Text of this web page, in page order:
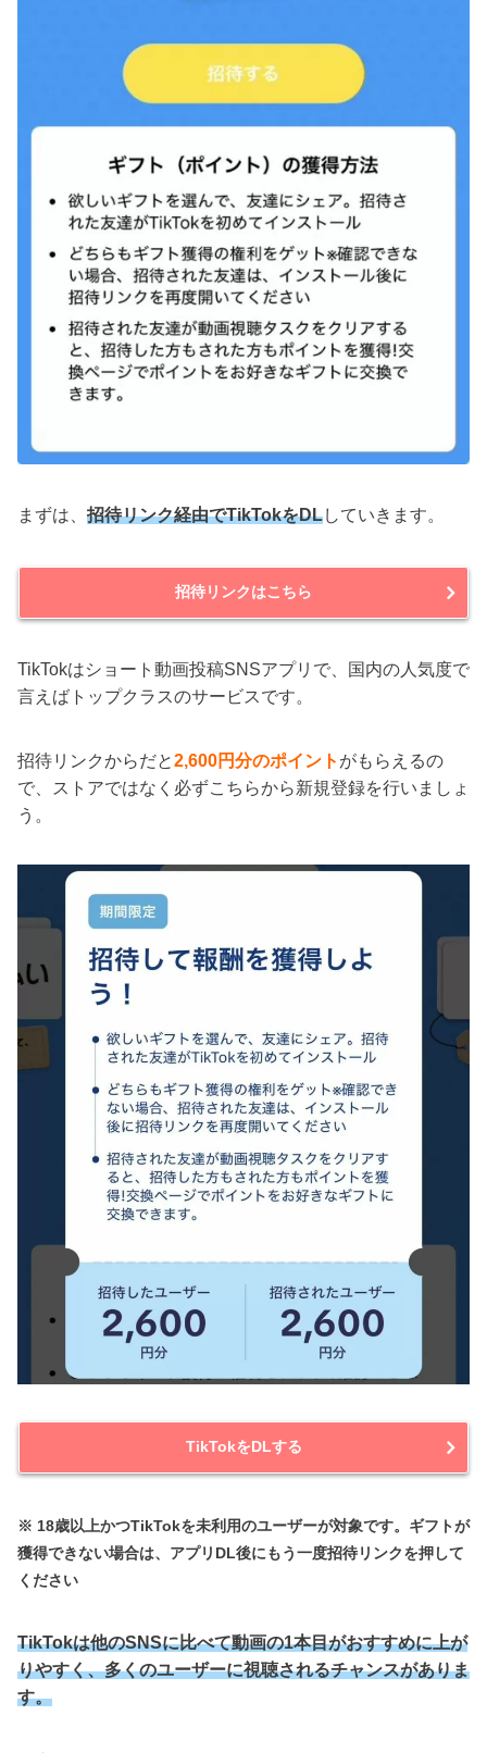
まずは、 招待リンク経由でTikTokをDLしていきます。
招待リンクはこちら
TikTokはショート動画投稿SNSアプリで、国内の人気度で
言えばトップクラスのサービスです。
招待リンクからだと2,600円分のポイント がもらえるの
で、ストアではなく必ずこちらから新規登録を行いましょ
う。
TikTokをDLする
※ 18歳以上かつTikTokを未利用のユーザーが対象です。ギフトが
獲得できない場合は、アプリDL後にもう一度招待リンクを押して
ください
TikTokは他のSNSに比べて動画の1本目がおすすめに上が
りやすく、多くのユーザーに視聴されるチャンスがありま
す。